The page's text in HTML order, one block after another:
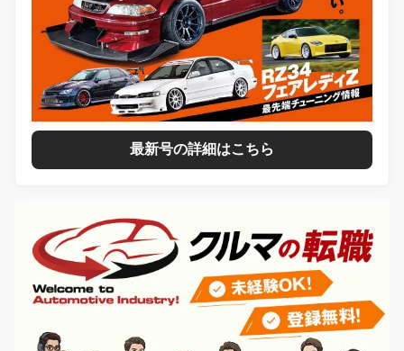
最新号の詳細はこちら